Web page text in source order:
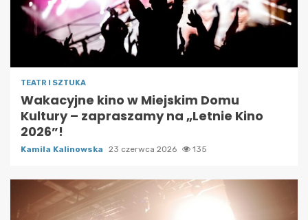
TEATR I SZTUKA
Wakacyjne kino w Miejskim Domu
Kultury – zapraszamy na „Letnie Kino
2026”!
Kamila Kalinowska 23 czerwca 2026 135